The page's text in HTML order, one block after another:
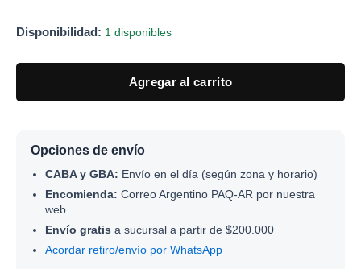
Disponibilidad: 1 disponibles
Agregar al carrito
Opciones de envío
CABA y GBA: Envío en el día (según zona y horario)
Encomienda: Correo Argentino PAQ-AR por nuestra
web
Envío gratis a sucursal a partir de $200.000
Acordar retiro/envío por WhatsApp